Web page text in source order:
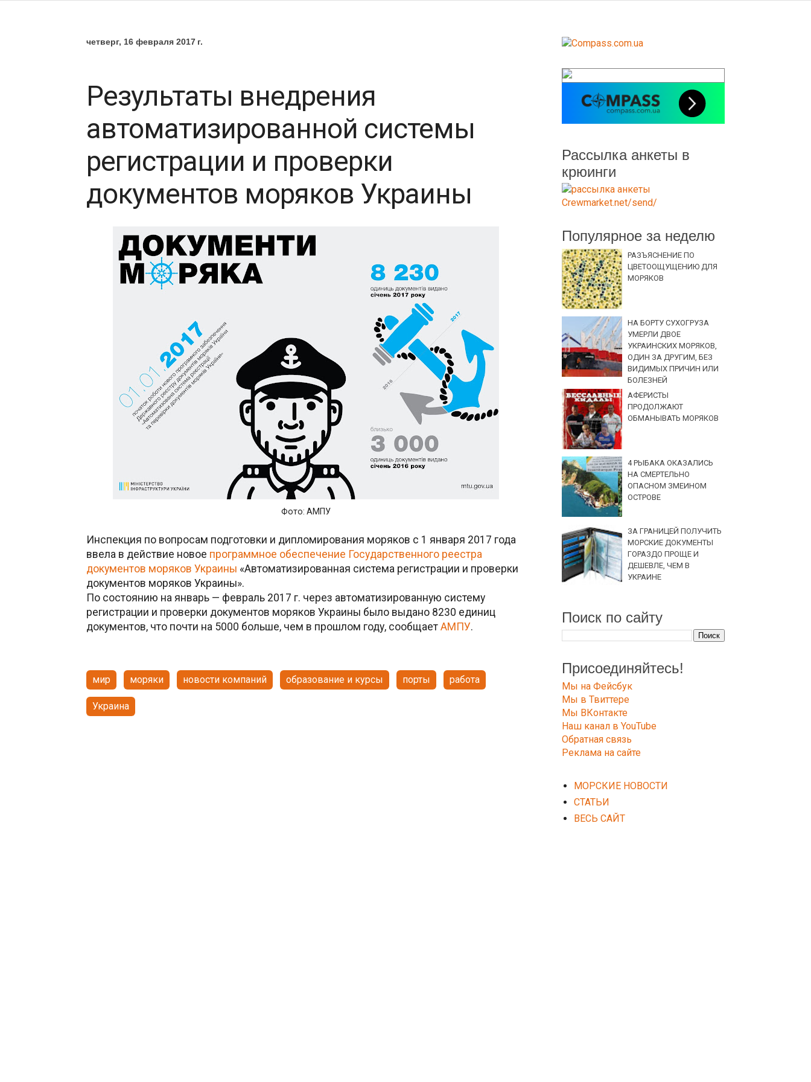
четверг, 16 февраля 2017 г.
Результаты внедрения
автоматизированной системы
регистрации и проверки
документов моряков Украины
Фото: АМПУ
Инспекция по вопросам подготовки и дипломирования моряков с 1 января 2017 года
ввела в действие новое программное обеспечение Государственного реестра
документов моряков Украины «Автоматизированная система регистрации и проверки
документов моряков Украины».
По состоянию на январь — февраль 2017 г. через автоматизированную систему
регистрации и проверки документов моряков Украины было выдано 8230 единиц
документов, что почти на 5000 больше, чем в прошлом году, сообщает АМПУ.
мир моряки новости компаний образование и курсы порты работа
Украина
Рассылка анкеты в
крюинги
Популярное за неделю
РАЗЪЯСНЕНИЕ ПО
ЦВЕТООЩУЩЕНИЮ ДЛЯ
МОРЯКОВ
НА БОРТУ СУХОГРУЗА
УМЕРЛИ ДВОЕ
УКРАИНСКИХ МОРЯКОВ,
ОДИН ЗА ДРУГИМ, БЕЗ
ВИДИМЫХ ПРИЧИН ИЛИ
БОЛЕЗНЕЙ
АФЕРИСТЫ
ПРОДОЛЖАЮТ
ОБМАНЫВАТЬ МОРЯКОВ
4 РЫБАКА ОКАЗАЛИСЬ
НА СМЕРТЕЛЬНО
ОПАСНОМ ЗМЕИНОМ
ОСТРОВЕ
ЗА ГРАНИЦЕЙ ПОЛУЧИТЬ
МОРСКИЕ ДОКУМЕНТЫ
ГОРАЗДО ПРОЩЕ И
ДЕШЕВЛЕ, ЧЕМ В
УКРАИНЕ
Поиск по сайту
Присоединяйтесь!
Мы на Фейсбук
Мы в Твиттере
Мы ВКонтакте
Наш канал в YouTube
Обратная связь
Реклама на сайте
МОРСКИЕ НОВОСТИ
СТАТЬИ
ВЕСЬ САЙТ